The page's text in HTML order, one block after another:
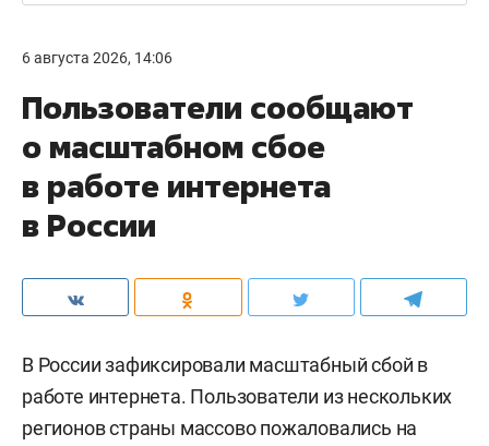
6 августа 2026, 14:06
Пользователи сообщают
о масштабном сбое
в работе интернета
в России
В России зафиксировали масштабный сбой в
работе интернета. Пользователи из нескольких
регионов страны массово пожаловались на